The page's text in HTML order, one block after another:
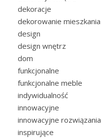
dekoracje
dekorowanie mieszkania
design
design wnętrz
dom
funkcjonalne
funkcjonalne meble
indywidualność
innowacyjne
innowacyjne rozwiązania
inspirujące